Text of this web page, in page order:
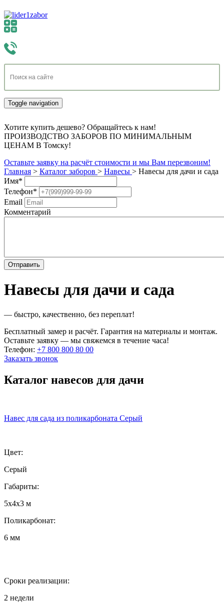
Toggle navigation
Хотите купить дешево? Обращайтесь к нам!
ПРОИЗВОДСТВО ЗАБОРОВ ПО МИНИМАЛЬНЫМ
ЦЕНАМ В Томску!
Оставьте заявку на расчёт стоимости и мы Вам перезвоним!
Главная > Каталог заборов > Навесы > Навесы для дачи и сада
Имя*
Телефон*
Email
Комментарий
Навесы для дачи и сада
— быстро, качественно, без переплат!
Бесплатный замер и расчёт. Гарантия на материалы и монтаж.
Оставьте заявку — мы свяжемся в течение часа!
Телефон: +7 800 800 80 00
Заказать звонок
Каталог навесов для дачи
Навес для сада из поликарбоната Серый
Цвет:
Серый
Габариты:
5х4х3 м
Поликарбонат:
6 мм
Сроки реализации:
2 недели